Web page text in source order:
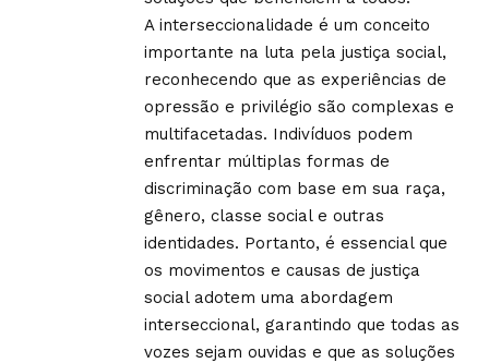
A interseccionalidade é um conceito
importante na luta pela justiça social,
reconhecendo que as experiências de
opressão e privilégio são complexas e
multifacetadas. Indivíduos podem
enfrentar múltiplas formas de
discriminação com base em sua raça,
gênero, classe social e outras
identidades. Portanto, é essencial que
os movimentos e causas de justiça
social adotem uma abordagem
interseccional, garantindo que todas as
vozes sejam ouvidas e que as soluções